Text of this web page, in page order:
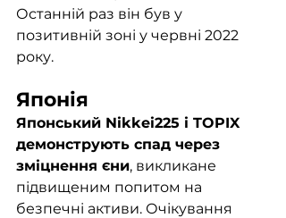
Останній раз він був у
позитивній зоні у червні 2022
року.
Японія
Японський Nikkei225 і TOPIX
демонструють спад через
зміцнення єни, викликане
підвищеним попитом на
безпечні активи. Очікування